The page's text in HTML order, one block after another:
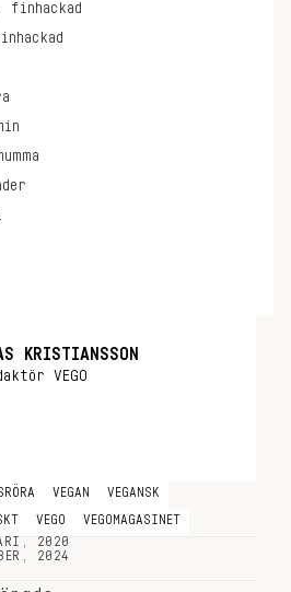
KRISTIANSSON
VEGO
VEGAN VEGANSK
VEGO
VEGOMAGASINET
2020
2024